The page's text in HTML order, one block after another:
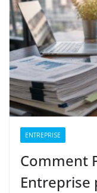
ENTREPRISE
Comment
Entreprise